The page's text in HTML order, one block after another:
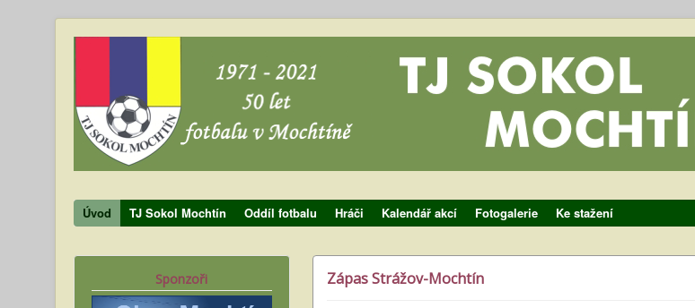
Úvod
TJ Sokol Mochtín Oddíl fotbalu Hráči Kalendář akcí Fotogalerie Ke stažení
Sponzoři Zápas Strážov-Mochtín